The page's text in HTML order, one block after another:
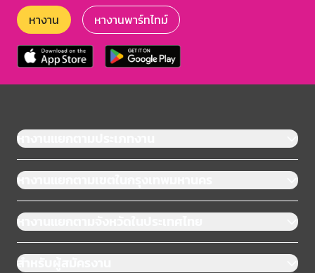
หางาน หางานพาร์ทไทม์
หางานแยกตามประเภทงาน
หางานแยกตามเขตในกรุงเทพมหานคร
หางานแยกตามจังหวัดในประเทศไทย
สำหรับผู้สมัครงาน